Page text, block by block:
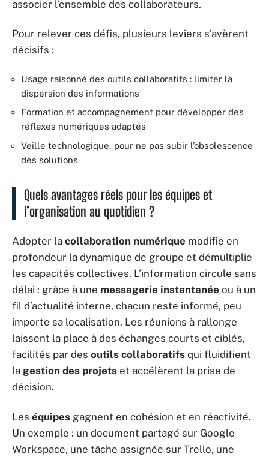
associer l’ensemble des collaborateurs.
Pour relever ces défis, plusieurs leviers s’avèrent
décisifs :
Usage raisonné des outils collaboratifs : limiter la
dispersion des informations
Formation et accompagnement pour développer des
réflexes numériques adaptés
Veille technologique, pour ne pas subir l’obsolescence
des solutions
Quels avantages réels pour les équipes et
l’organisation au quotidien ?
Adopter la collaboration numérique modifie en
profondeur la dynamique de groupe et démultiplie
les capacités collectives. L’information circule sans
délai : grâce à une messagerie instantanée ou à un
fil d’actualité interne, chacun reste informé, peu
importe sa localisation. Les réunions à rallonge
laissent la place à des échanges courts et ciblés,
facilités par des outils collaboratifs qui fluidifient
la gestion des projets et accélèrent la prise de
décision.
Les équipes gagnent en cohésion et en réactivité.
Un exemple : un document partagé sur Google
Workspace, une tâche assignée sur Trello, une